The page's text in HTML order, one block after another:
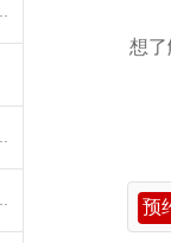
想了
预